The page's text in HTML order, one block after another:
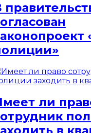
ли